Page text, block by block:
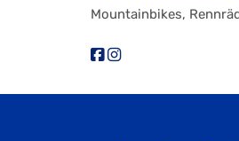
Mountainbikes,